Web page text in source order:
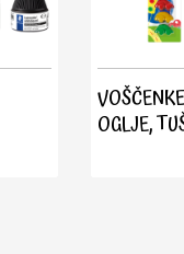
OGLJE,